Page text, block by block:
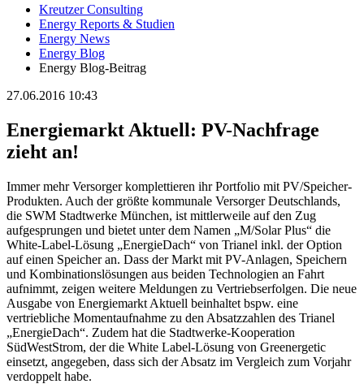
Kreutzer Consulting
Energy Reports & Studien
Energy News
Energy Blog
Energy Blog-Beitrag
27.06.2016 10:43
Energiemarkt Aktuell: PV-Nachfrage
zieht an!
Immer mehr Versorger komplettieren ihr Portfolio mit PV/Speicher-
Produkten. Auch der größte kommunale Versorger Deutschlands,
die SWM Stadtwerke München, ist mittlerweile auf den Zug
aufgesprungen und bietet unter dem Namen „M/Solar Plus“ die
White-Label-Lösung „EnergieDach“ von Trianel inkl. der Option
auf einen Speicher an. Dass der Markt mit PV-Anlagen, Speichern
und Kombinationslösungen aus beiden Technologien an Fahrt
aufnimmt, zeigen weitere Meldungen zu Vertriebserfolgen. Die neue
Ausgabe von Energiemarkt Aktuell beinhaltet bspw. eine
vertriebliche Momentaufnahme zu den Absatzzahlen des Trianel
„EnergieDach“. Zudem hat die Stadtwerke-Kooperation
SüdWestStrom, der die White Label-Lösung von Greenergetic
einsetzt, angegeben, dass sich der Absatz im Vergleich zum Vorjahr
verdoppelt habe.